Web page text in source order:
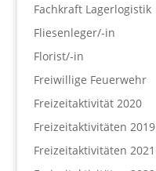
Fachkraft Lagerlogistik
Fliesenleger/-in
Florist/-in
Freiwillige Feuerwehr
Freizeitaktivität 2020
Freizeitaktivitäten 2019
Freizeitaktivitäten 2021